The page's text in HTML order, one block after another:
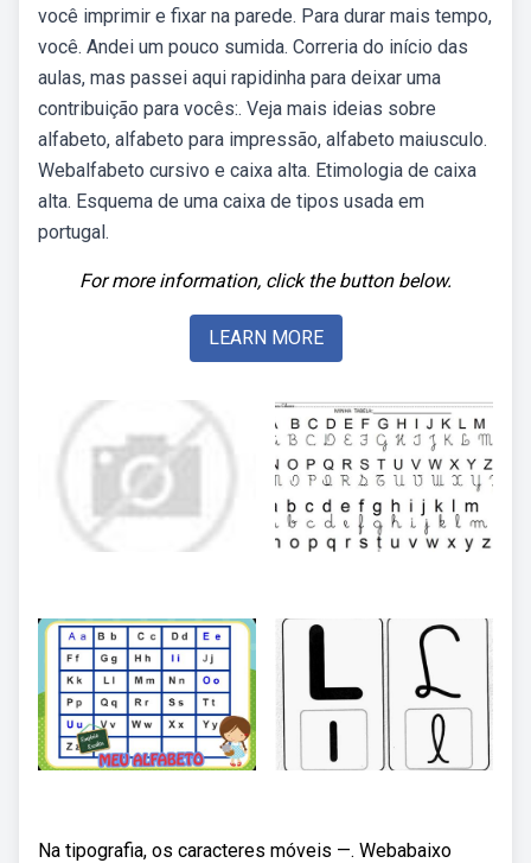
você imprimir e fixar na parede. Para durar mais tempo,
você. Andei um pouco sumida. Correria do início das
aulas, mas passei aqui rapidinha para deixar uma
contribuição para vocês:. Veja mais ideias sobre
alfabeto, alfabeto para impressão, alfabeto maiusculo.
Webalfabeto cursivo e caixa alta. Etimologia de caixa
alta. Esquema de uma caixa de tipos usada em
portugal.
For more information, click the button below.
LEARN MORE
Na tipografia, os caracteres móveis —. Webabaixo